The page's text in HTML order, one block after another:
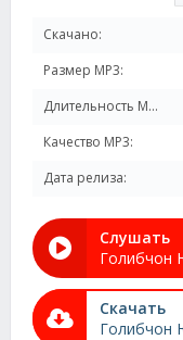
Скачано:
Размер MP3:
Длительность MP3:
Качество MP3:
Дата релиза:
Слушать
Скачать